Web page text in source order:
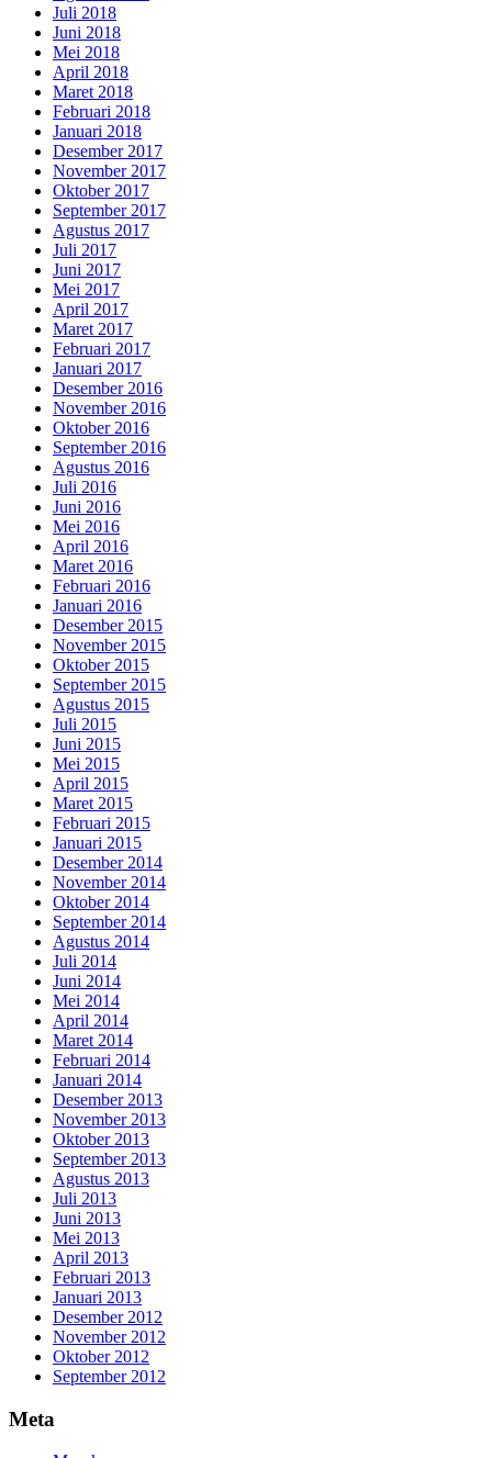
Juli 2018
Juni 2018
Mei 2018
April 2018
Maret 2018
Februari 2018
Januari 2018
Desember 2017
November 2017
Oktober 2017
September 2017
Agustus 2017
Juli 2017
Juni 2017
Mei 2017
April 2017
Maret 2017
Februari 2017
Januari 2017
Desember 2016
November 2016
Oktober 2016
September 2016
Agustus 2016
Juli 2016
Juni 2016
Mei 2016
April 2016
Maret 2016
Februari 2016
Januari 2016
Desember 2015
November 2015
Oktober 2015
September 2015
Agustus 2015
Juli 2015
Juni 2015
Mei 2015
April 2015
Maret 2015
Februari 2015
Januari 2015
Desember 2014
November 2014
Oktober 2014
September 2014
Agustus 2014
Juli 2014
Juni 2014
Mei 2014
April 2014
Maret 2014
Februari 2014
Januari 2014
Desember 2013
November 2013
Oktober 2013
September 2013
Agustus 2013
Juli 2013
Juni 2013
Mei 2013
April 2013
Februari 2013
Januari 2013
Desember 2012
November 2012
Oktober 2012
September 2012
Meta